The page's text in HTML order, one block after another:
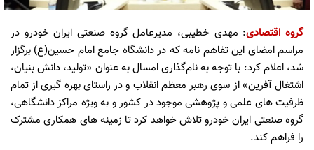
گروه اقتصادی: مهدی خطیبی، مدیرعامل گروه صنعتی ایران خودرو در
مراسم امضای این تفاهم نامه که در دانشگاه جامع امام حسین(ع) برگزار
شد، اعلام کرد: با توجه به نام‌گذاری امسال به عنوان «تولید، دانش بنیان،
اشتغال آفرین» از سوی رهبر معظم انقلاب و در راستای بهره گیری از تمام
ظرفیت های علمی و پژوهشی موجود در کشور و به ویژه مراکز دانشگاهی،
گروه صنعتی ایران خودرو تلاش خواهد کرد تا زمینه های همکاری مشترک
را فراهم کند.